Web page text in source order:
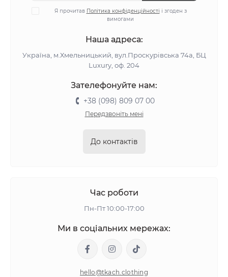
Я прочитав Політика конфіденційності і згоден з
вимогами
Наша адреса:
Україна, м.Хмельницький, вул.Проскурівська 74а, БЦ
Luxury, оф. 204
Зателефонуйте нам:
+38 (098) 809 07 00
Передзвоніть мені
До контактів
Час роботи
Пн-Пт 10:00-17:00
Ми в соціальних мережах:
hello@tkach.clothing